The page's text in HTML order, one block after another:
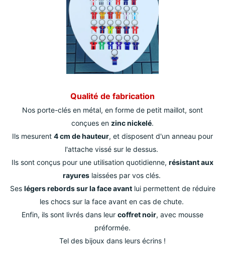
Qualité de fabrication
Nos porte-clés en métal, en forme de petit maillot, sont
conçues en zinc nickelé.
Ils mesurent 4 cm de hauteur, et disposent d'un anneau pour
l'attache vissé sur le dessus.
Ils sont conçus pour une utilisation quotidienne, résistant aux
rayureslaissées par vos clés.
Ses légers rebords sur la face avantlui permettent de réduire
les chocs sur la face avant en cas de chute.
Enfin, ils sont livrés dans leur coffret noir, avec mousse
préformée.
Tel des bijoux dans leurs écrins !